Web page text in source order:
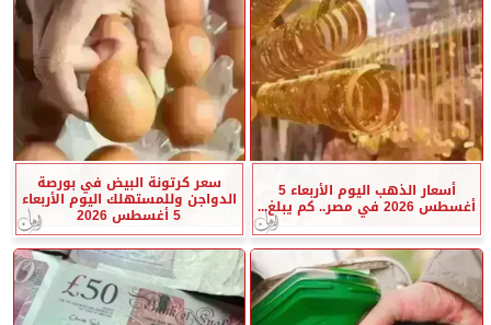
أسعار الذهب اليوم الأربعاء 5
أغسطس 2026 في مصر.. كم يبلغ...
سعر كرتونة البيض في بورصة
الدواجن وللمستهلك اليوم الأربعاء
5 أغسطس 2026